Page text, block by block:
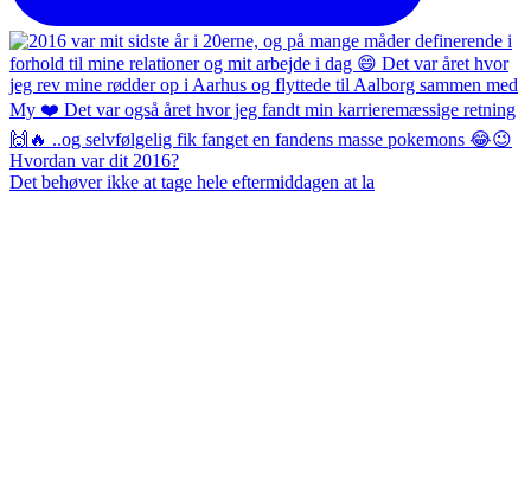
Det behøver ikke at tage hele eftermiddagen at la